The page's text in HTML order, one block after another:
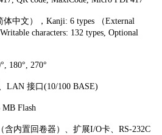
中文），Kanji: 6 types （External
Writable characters: 132 types, Optional
180°, 270°
接口(10/100 BASE)
Flash
内置回卷器）、扩展I/O卡、RS-232C